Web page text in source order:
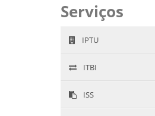
Serviços
IPTU
ITBI
ISS